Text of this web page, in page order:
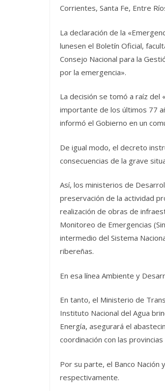
Corrientes, Santa Fe, Entre
La declaración de la
lunesen el Boletín Oficial,
Consejo Nacional para la
por la emergencia».
La decisión se tomó a raíz del
importante de los últimos 77
informó el Gobierno en un
De igual modo, el decreto
consecuencias de la grave
Así, los ministerios de
preservación de la actividad
realización de obras de
Monitoreo de Emergencias
intermedio del Sistema
ribereñas.
En esa línea Ambiente y
En tanto, el Ministerio de
Instituto Nacional del Agua
Energía, asegurará el
coordinación con las
Por su parte, el Banco Nación
respectivamente.